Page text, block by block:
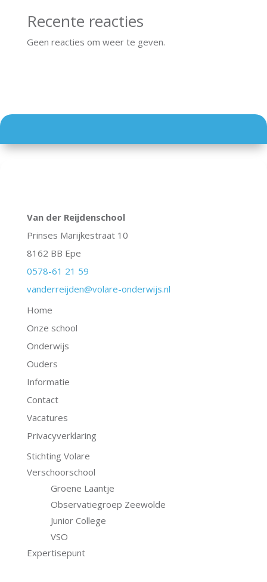
Recente reacties
Geen reacties om weer te geven.
Van der Reijdenschool
Prinses Marijkestraat 10
8162 BB Epe
0578-61 21 59
vanderreijden@volare-onderwijs.nl
Home
Onze school
Onderwijs
Ouders
Informatie
Contact
Vacatures
Privacyverklaring
Stichting Volare
Verschoorschool
Groene Laantje
Observatiegroep Zeewolde
Junior College
VSO
Expertisepunt